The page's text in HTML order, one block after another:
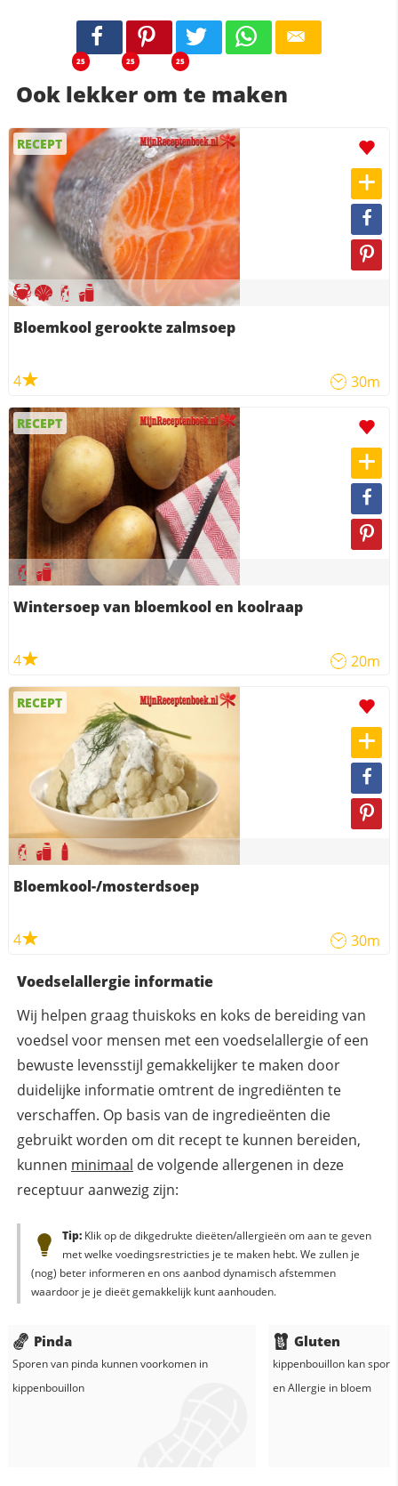
25 25 25
Ook lekker om te maken
RECEPT
Bloemkool gerookte zalmsoep
4 30m
RECEPT
Wintersoep van bloemkool en koolraap
4 20m
RECEPT
Bloemkool-/mosterdsoep
4 30m
Voedselallergie informatie
Wij helpen graag thuiskoks en koks de bereiding van
voedsel voor mensen met een voedselallergie of een
bewuste levensstijl gemakkelijker te maken door
duidelijke informatie omtrent de ingrediënten te
verschaffen. Op basis van de ingredieënten die
gebruikt worden om dit recept te kunnen bereiden,
kunnen minimaal de volgende allergenen in deze
receptuur aanwezig zijn:
Tip:Klik op de dikgedrukte dieëten/allergieën om aan te geven
met welke voedingsrestricties je te maken hebt. We zullen je
(nog) beter informeren en ons aanbod dynamisch afstemmen
waardoor je je dieët gemakkelijk kunt aanhouden.
Pinda
Sporen van pinda kunnen voorkomen in
kippenbouillon
Gluten
kippenbouillonkan
enAllergie in bloem